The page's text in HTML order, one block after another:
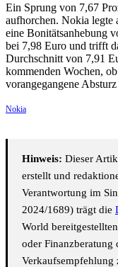
Ein Sprung von 7,67
aufhorchen. Nokia legte
eine Bonitätsanhebung
bei 7,98 Euro und trifft
Durchschnitt von 7,91
kommenden Wochen,
vorangegangene
Nokia
Hinweis: Dieser
erstellt und
Verantwortung im
2024/1689) trägt die
World
oder
Verkaufsempfehlung